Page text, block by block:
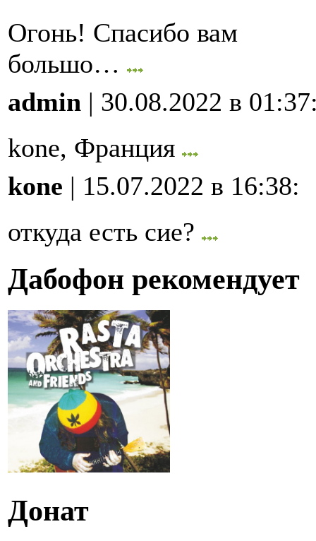
Огонь! Спасибо вам
большо…
admin | 30.08.2022 в 01:37
kone, Франция
kone | 15.07.2022 в 16:38:
откуда есть сие?
Дабофон рекомендует
Донат